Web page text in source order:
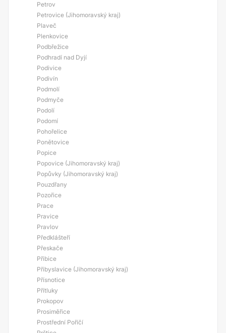
Petrov
Petrovice (Jihomoravský kraj)
Plaveč
Plenkovice
Podbřežice
Podhradí nad Dyjí
Podivice
Podivín
Podmolí
Podmyče
Podolí
Podomí
Pohořelice
Ponětovice
Popice
Popovice (Jihomoravský kraj)
Popůvky (Jihomoravský kraj)
Pouzdřany
Pozořice
Prace
Pravice
Pravlov
Předklášteří
Přeskače
Přibice
Přibyslavice (Jihomoravský kraj)
Přísnotice
Přítluky
Prokopov
Prosiměřice
Prostřední Poříčí